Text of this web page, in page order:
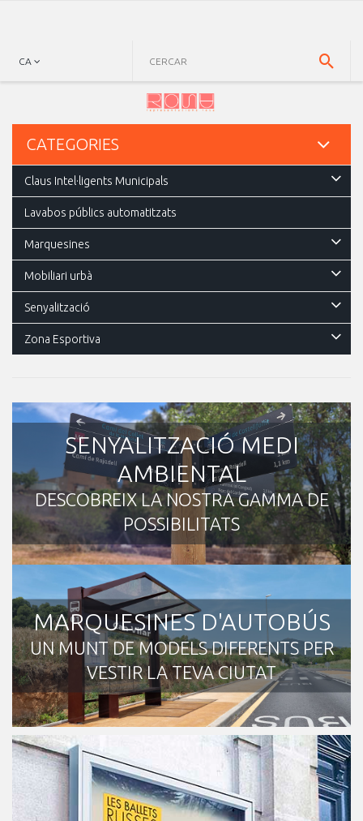
CA
CATEGORIES
Claus Intel·ligents Municipals
Lavabos públics automatitzats
Marquesines
Mobiliari urbà
Senyalització
Zona Esportiva
SENYALITZACIÓ MEDI
AMBIENTAL
DESCOBREIX LA NOSTRA GAMMA DE
POSSIBILITATS
MARQUESINES D'AUTOBÚS
UN MUNT DE MODELS DIFERENTS PER
VESTIR LA TEVA CIUTAT